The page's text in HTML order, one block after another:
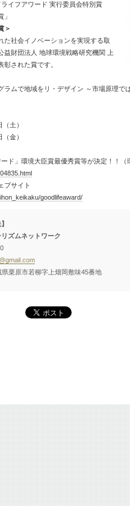
イフアワード 実行委員会特別賞
」
＞
た社会イノベーションを実現する取
益財団法人 地球環境戦略研究機関 上
された賞です。
ムで地域をリ・デザイン ～市場原理で
土）
金）
ド」環境大臣賞最優秀賞等が決定！！（
ブサイト
goodlifeaward/
ズムネットワーク
栗原市若柳字上畑岡敷味45番地